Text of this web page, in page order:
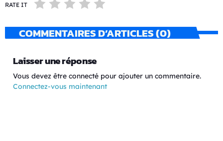
RATE IT
COMMENTAIRES D’ARTICLES (0)
Laisser une réponse
Vous devez être connecté pour ajouter un commentaire.
Connectez-vous maintenant